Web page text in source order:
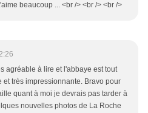
beaucoup ... <br /> <br /> <br />
agréable à lire et l'abbaye est tout
et très impressionnante. Bravo pour
quant à moi je devrais pas tarder à
nouvelles photos de La Roche